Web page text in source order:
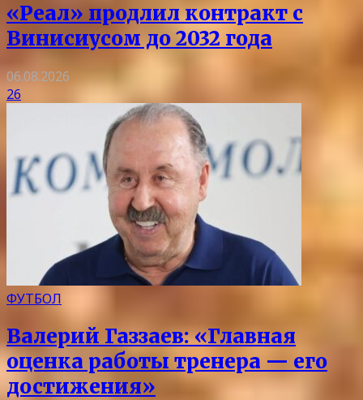
«Реал» продлил контракт с
Винисиусом до 2032 года
06.08.2026
26
ФУТБОЛ
Валерий Газзаев: «Главная
оценка работы тренера — его
достижения»